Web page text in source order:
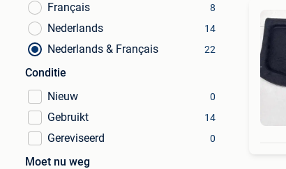
Français
8
Nederlands 14
Nederlands & Français 22
Conditie
Nieuw
0
Gebruikt 14
Gereviseerd 0
Moet nu weg